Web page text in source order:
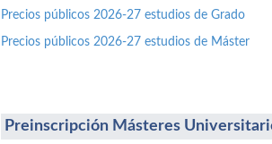
Precios públicos 2026-27 estudios de Grado
Precios públicos 2026-27 estudios de Máster
Preinscripción Másteres